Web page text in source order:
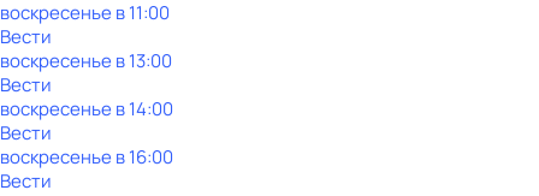
воскресенье в11:00
Вести
воскресенье в13:00
Вести
воскресенье в14:00
Вести
воскресенье в16:00
Вести